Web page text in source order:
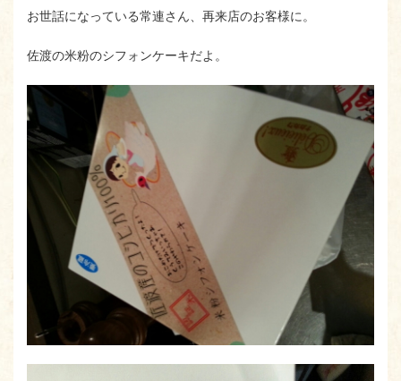
お世話になっている常連さん、再来店のお客様に。
佐渡の米粉のシフォンケーキだよ。